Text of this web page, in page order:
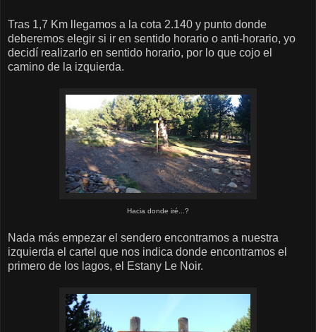
Tras 1,7 Km llegamos a la cota 2.140 y punto donde
deberemos elegir si ir en sentido horario o anti-horario, yo
decidí realizarlo en sentido horario, por lo que cojo el
camino de la izquierda.
Hacia donde iré...?
Nada más empezar el sendero encontramos a nuestra
izquierda el cartel que nos indica donde encontramos el
primero de los lagos, el Estany Le Noir.